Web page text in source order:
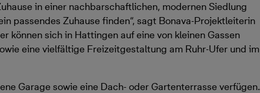
in einer nachbarschaftlichen, modernen Siedlung
passendes Zuhause finden“, sagt Bonava-Projektleiterin
können sich in Hattingen auf eine von kleinen Gassen
eine vielfältige Freizeitgestaltung am Ruhr-Ufer und im
Garage sowie eine Dach- oder Gartenterrasse verfügen.